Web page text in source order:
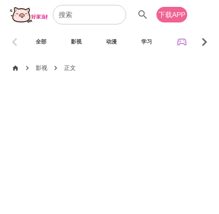
search 下载APP
全部 影视 动漫 学习 sports_esports
chevron_left chevron_right
home chevron_right 影视 chevron_right 正文